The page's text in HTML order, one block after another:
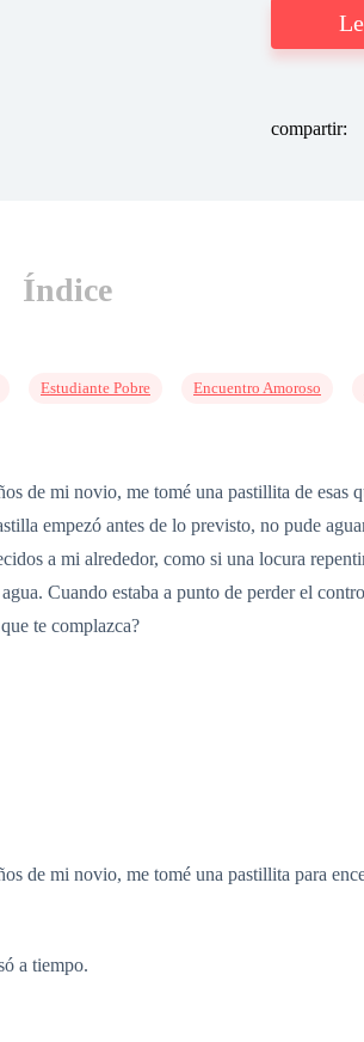
compartir:
Índice
Estudiante Pobre Encuentro Amoroso
de mi novio, me tomé una pastillita de
empezó antes de lo previsto, no pude
a mi alrededor, como si una locura
Cuando estaba a punto de perder el
te complazca?
de mi novio, me tomé una pastillita para
a tiempo.